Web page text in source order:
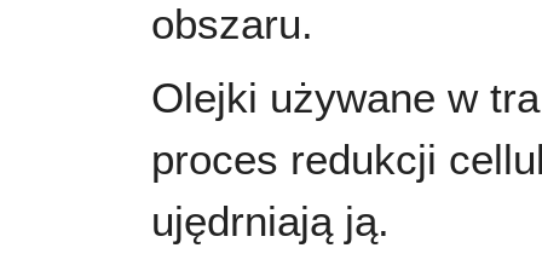
obszaru.
Olejki używane w
proces redukcji
ujędrniają ją.